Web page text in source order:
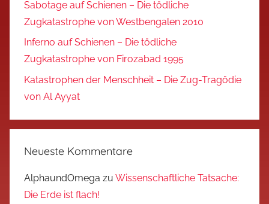
Sabotage auf Schienen – Die tödliche
Zugkatastrophe von Westbengalen 2010
Inferno auf Schienen – Die tödliche
Zugkatastrophe von Firozabad 1995
Katastrophen der Menschheit – Die Zug-Tragödie
von Al Ayyat
Neueste Kommentare
AlphaundOmega zu Wissenschaftliche Tatsache:
Die Erde ist flach!